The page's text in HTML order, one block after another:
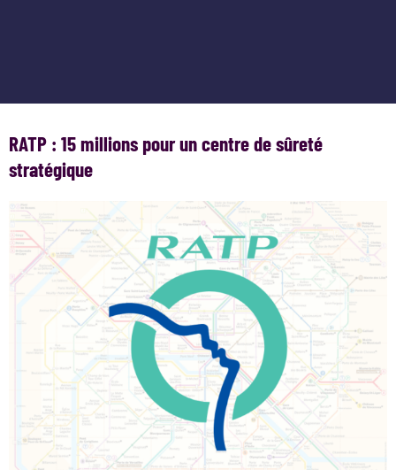
RATP : 15 millions pour un centre de sûreté
stratégique